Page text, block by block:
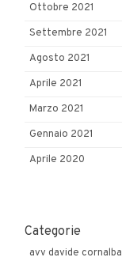
Ottobre 2021
Settembre 2021
Agosto 2021
Aprile 2021
Marzo 2021
Gennaio 2021
Aprile 2020
Categorie
avv davide cornalba